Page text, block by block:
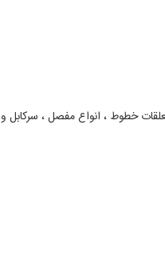
خطوط ، انواع مفصل ، سرکابل و